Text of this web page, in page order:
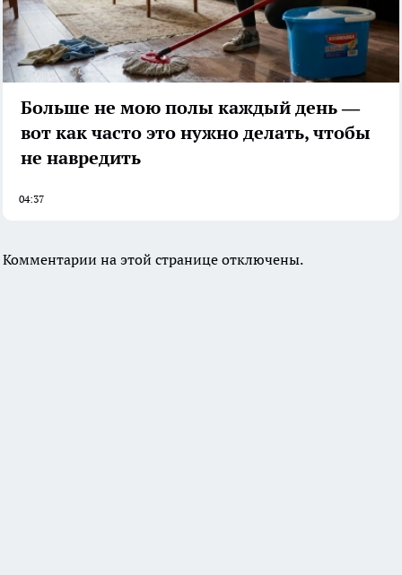
Больше не мою полы каждый день —
вот как часто это нужно делать, чтобы
не навредить
04:37
Комментарии на этой странице отключены.